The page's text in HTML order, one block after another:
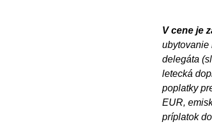
V cene je
ubytovanie
delegáta
letecká
poplatky
EUR,
príplatok